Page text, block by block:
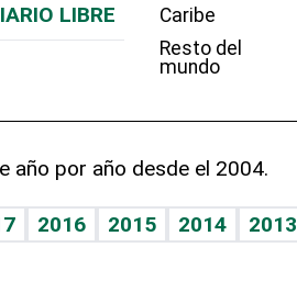
LIBRE
Caribe
Resto del
mundo
año por año desde el 2004.
2016 2015 2014 2013